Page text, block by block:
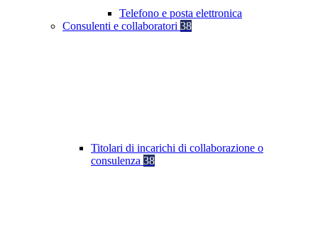
Telefono e posta elettronica
Consulenti e collaboratori 38
Titolari di incarichi di collaborazione o
consulenza 38